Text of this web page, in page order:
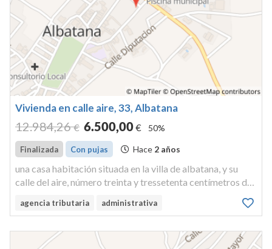
Vivienda en calle aire, 33, Albatana
12.984,26 € 6.500,00€ 50%
Finalizada Con pujas Hace 2 años
una casa habitación situada en la villa de albatana, y su
calle del aire, número treinta y tressetenta centímetros de
fachada, y ocupa una extensión superficial de doscientos
sesenta y cuatro metros cuadrados. 100% pleno
agencia tributaria administrativa